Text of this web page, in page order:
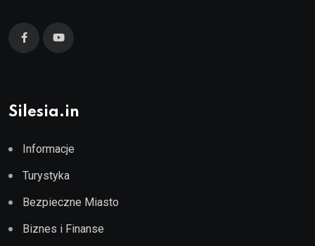
Silesia.in
Informacje
Turystyka
Bezpieczne Miasto
Biznes i Finanse